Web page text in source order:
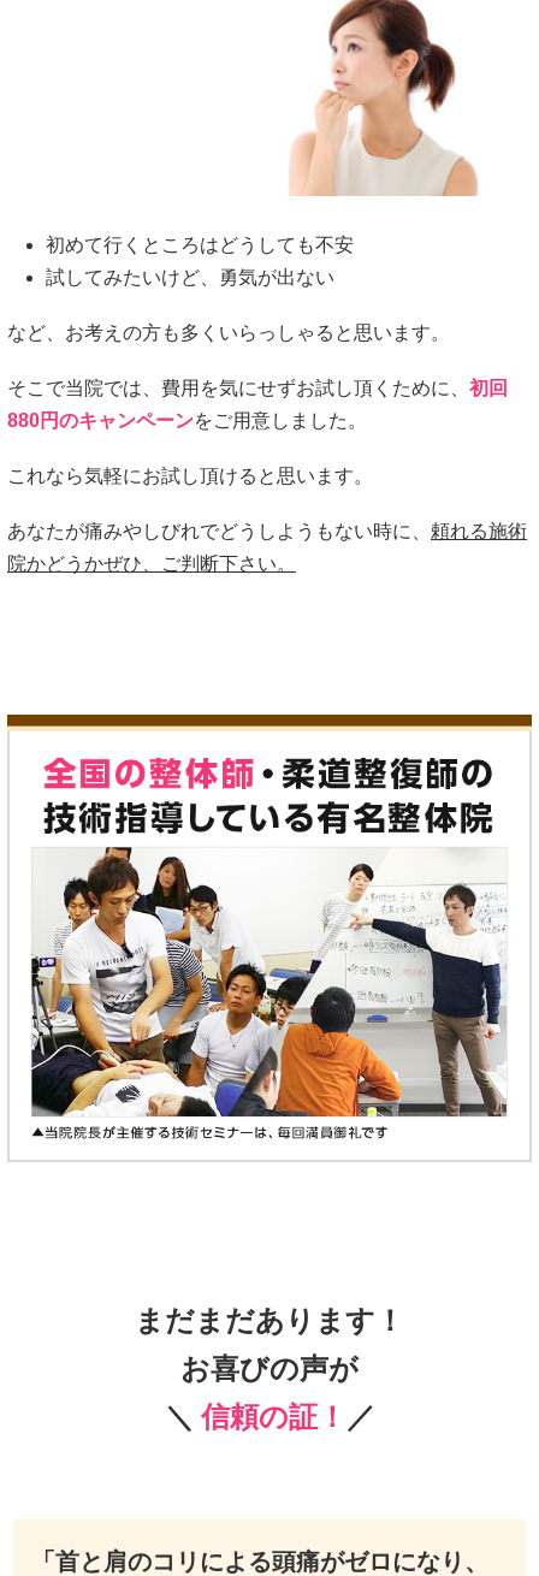
初めて行くところはどうしても不安
試してみたいけど、勇気が出ない
など、お考えの方も多くいらっしゃると思います。
そこで当院では、費用を気にせずお試し頂くために、 初回
880円のキャンペーンをご用意しました。
これなら気軽にお試し頂けると思います。
あなたが痛みやしびれでどうしようもない時に、 頼れる施術
院かどうかぜひ、ご判断下さい。
まだまだあります！
お喜びの声が
＼信頼の証！ ／
「首と肩のコリによる頭痛がゼロになり、